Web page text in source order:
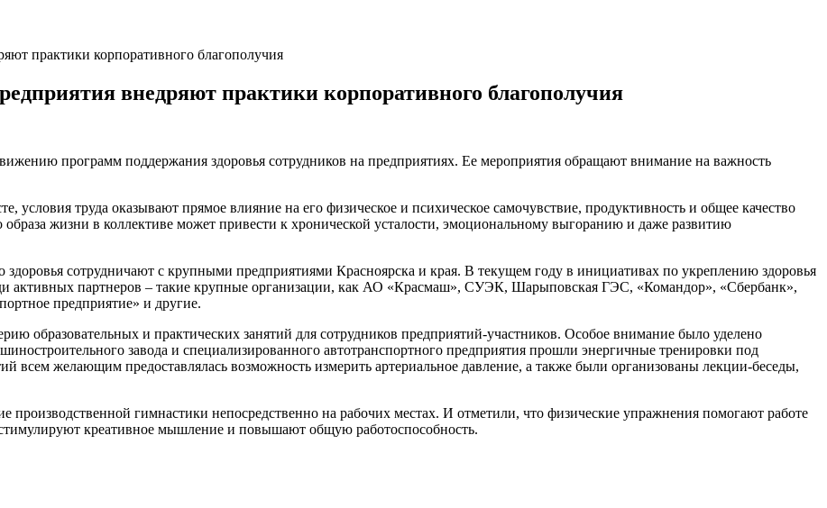
практики корпоративного благополучия
внедряют практики корпоративного благополучия
программ поддержания здоровья сотрудников на предприятиях. Ее мероприятия обращают внимание на важность
условия труда оказывают прямое влияние на его физическое и психическое самочувствие, продуктивность и общее качество
жизни в коллективе может привести к хронической усталости, эмоциональному выгоранию и даже развитию
здоровья сотрудничают с крупными предприятиями Красноярска и края. В текущем году в инициативах по укреплению здоровья
активных партнеров – такие крупные организации, как АО «Красмаш», СУЭК, Шарыповская ГЭС, «Командор», «Сбербанк»,
предприятие» и другие.
образовательных и практических занятий для сотрудников предприятий-участников. Особое внимание было уделено
завода и специализированного автотранспортного предприятия прошли энергичные тренировки под
всем желающим предоставлялась возможность измерить артериальное давление, а также были организованы лекции-беседы,
производственной гимнастики непосредственно на рабочих местах. И отметили, что физические упражнения помогают работе
креативное мышление и повышают общую работоспособность.